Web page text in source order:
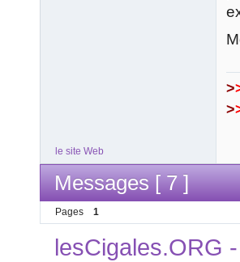
>
>
le site Web
Messages [ 7 ]
Pages 1
lesCigales.ORG